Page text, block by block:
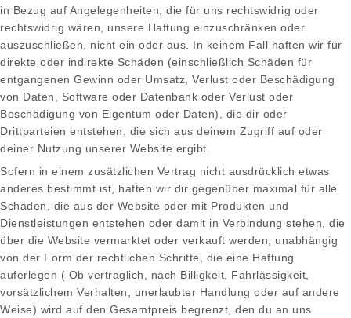
in Bezug auf Angelegenheiten, die für uns rechtswidrig oder
rechtswidrig wären, unsere Haftung einzuschränken oder
auszuschließen, nicht ein oder aus. In keinem Fall haften wir für
direkte oder indirekte Schäden (einschließlich Schäden für
entgangenen Gewinn oder Umsatz, Verlust oder Beschädigung
von Daten, Software oder Datenbank oder Verlust oder
Beschädigung von Eigentum oder Daten), die dir oder
Drittparteien entstehen, die sich aus deinem Zugriff auf oder
deiner Nutzung unserer Website ergibt.
Sofern in einem zusätzlichen Vertrag nicht ausdrücklich etwas
anderes bestimmt ist, haften wir dir gegenüber maximal für alle
Schäden, die aus der Website oder mit Produkten und
Dienstleistungen entstehen oder damit in Verbindung stehen, die
über die Website vermarktet oder verkauft werden, unabhängig
von der Form der rechtlichen Schritte, die eine Haftung
auferlegen ( Ob vertraglich, nach Billigkeit, Fahrlässigkeit,
vorsätzlichem Verhalten, unerlaubter Handlung oder auf andere
Weise) wird auf den Gesamtpreis begrenzt, den du an uns